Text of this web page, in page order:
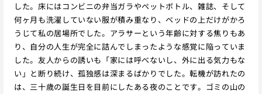
した。床にはコンビニの弁当ガラやペットボトル、雑誌、そして
何ヶ月も洗濯していない服が積み重なり、ベッドの上だけがかろ
うじて私の居場所でした。アラサーという年齢に対する焦りもあ
り、自分の人生が完全に詰んでしまったような感覚に陥っていま
した。友人からの誘いも「家には呼べないし、外に出る気力もな
い」と断り続け、孤独感は深まるばかりでした。転機が訪れたの
は、三十歳の誕生日を目前にしたある夜のことです。ゴミの山の